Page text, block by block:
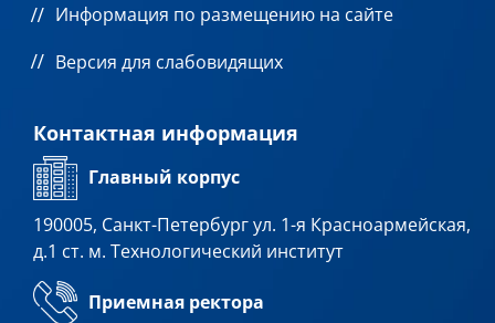
Информация по размещению на сайте
Версия для слабовидящих
Контактная информация
Главный корпус
190005, Санкт-Петербург ул. 1-я Красноармейская,
д.1 ст. м. Технологический институт
Приемная ректора